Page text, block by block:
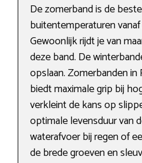
De zomerband is de
buitentemperaturen vanaf
Gewoonlijk rijdt je van
deze band. De
opslaan. Zomerbanden
biedt maximale grip bij
verkleint de kans op
optimale levensduur van
waterafvoer bij regen of
de brede groeven en